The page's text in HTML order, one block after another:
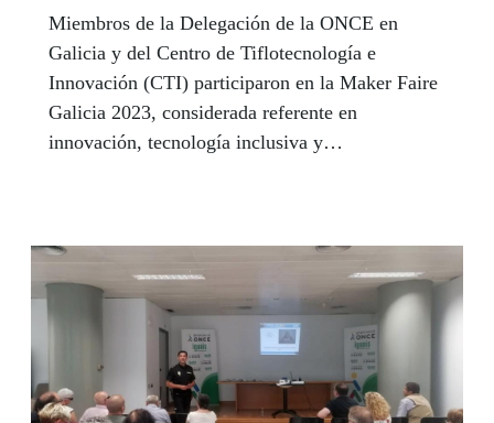
Miembros de la Delegación de la ONCE en
Galicia y del Centro de Tiflotecnología e
Innovación (CTI) participaron en la Maker Faire
Galicia 2023, considerada referente en
innovación, tecnología inclusiva y